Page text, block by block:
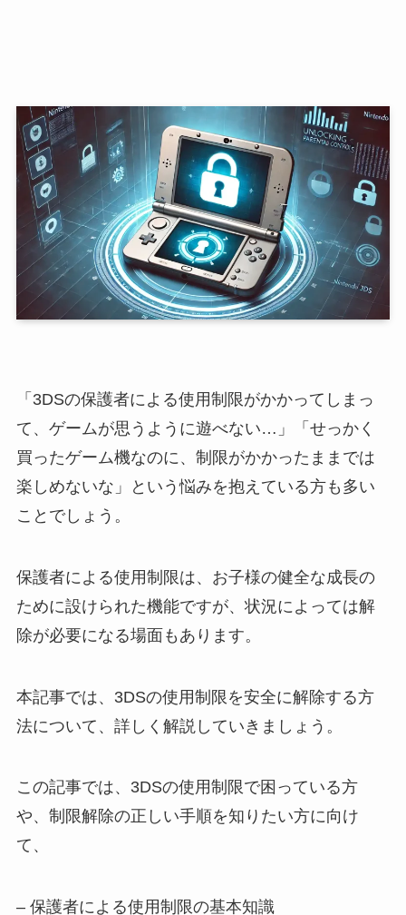
「3DSの保護者による使用制限がかかってしまっ
て、ゲームが思うように遊べない…」「せっかく
買ったゲーム機なのに、制限がかかったままでは
楽しめないな」という悩みを抱えている方も多い
ことでしょう。
保護者による使用制限は、お子様の健全な成長の
ために設けられた機能ですが、状況によっては解
除が必要になる場面もあります。
本記事では、3DSの使用制限を安全に解除する方
法について、詳しく解説していきましょう。
この記事では、3DSの使用制限で困っている方
や、制限解除の正しい手順を知りたい方に向け
て、
– 保護者による使用制限の基本知識